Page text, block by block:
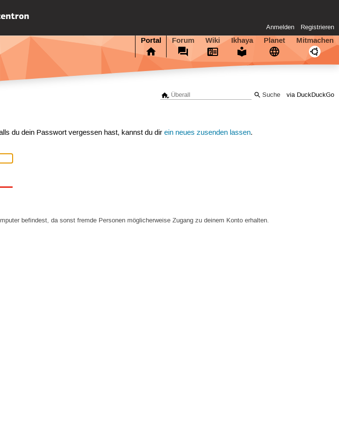
Anmelden Registrieren
Portal Forum Wiki Ikhaya Planet Mitmachen
via DuckDuckGo
du dein Passwort vergessen hast, kannst du direin neues zusenden lassen.
befindest, da sonst fremde Personen möglicherweise Zugang zu deinem Konto erhalten.